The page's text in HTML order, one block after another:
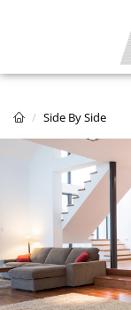
Side By Side